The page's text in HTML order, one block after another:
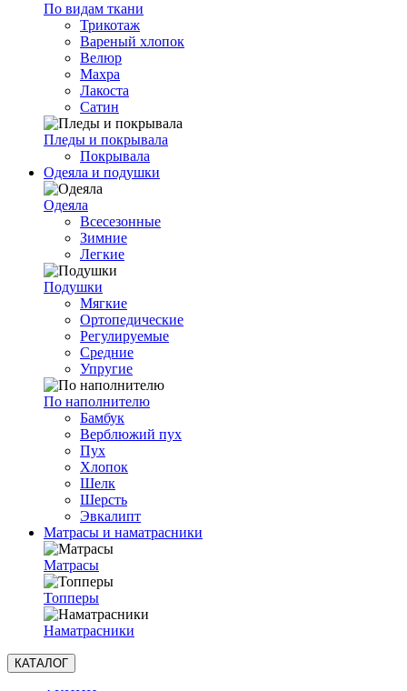
По видам ткани
Трикотаж
Вареный хлопок
Велюр
Махра
Лакоста
Сатин
Пледы и покрывала
Покрывала
Одеяла и подушки
Одеяла
Всесезонные
Зимние
Легкие
Подушки
Мягкие
Ортопедические
Регулируемые
Средние
Упругие
По наполнителю
Бамбук
Верблюжий пух
Пух
Хлопок
Шелк
Шерсть
Эвкалипт
Матрасы и наматрасники
Матрасы
Топперы
Наматрасники
КАТАЛОГ